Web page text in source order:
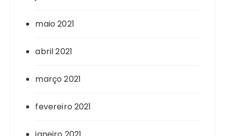
maio 2021
abril 2021
março 2021
fevereiro 2021